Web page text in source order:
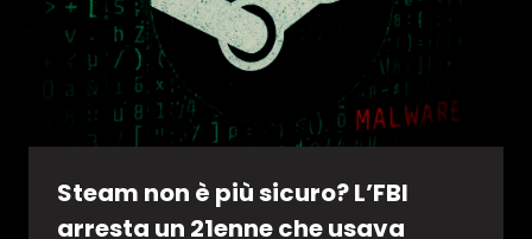
Steam non è più sicuro? L’FBI
arresta un 21enne che usava